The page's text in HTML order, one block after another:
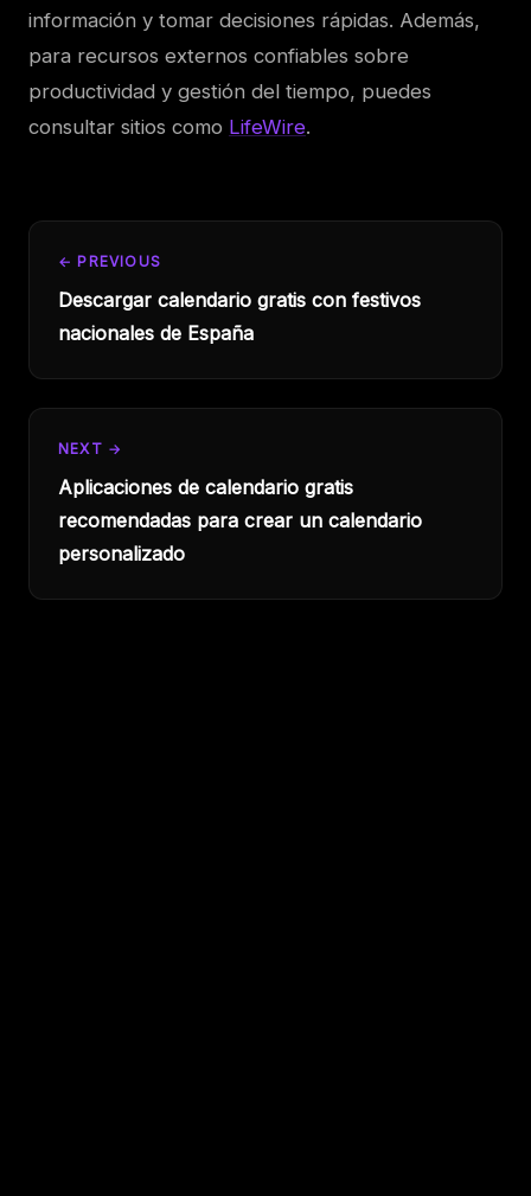
información y tomar decisiones rápidas. Además,
para recursos externos confiables sobre
productividad y gestión del tiempo, puedes
consultar sitios como LifeWire.
← PREVIOUS
Descargar calendario gratis con festivos
nacionales de España
NEXT →
Aplicaciones de calendario gratis
recomendadas para crear un calendario
personalizado